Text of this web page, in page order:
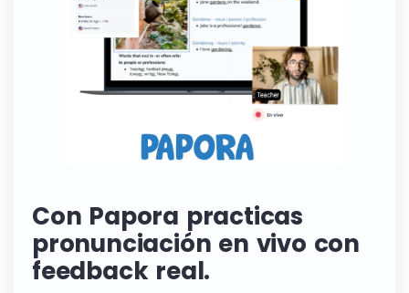
Con Papora practicas
pronunciación en vivo con
feedback real.